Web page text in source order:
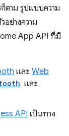
ตาม รูปแบบความ
อย่างความ
App API ที่มี
และ Web
และ
API เป็นทาง